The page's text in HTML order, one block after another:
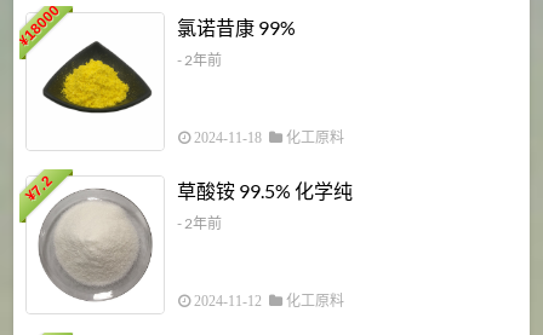
¥
18000 氯诺昔康 99%
- 2年前
2024-11-18 化工原料
¥
7.2 草酸铵 99.5% 化学纯
- 2年前
2024-11-12 化工原料